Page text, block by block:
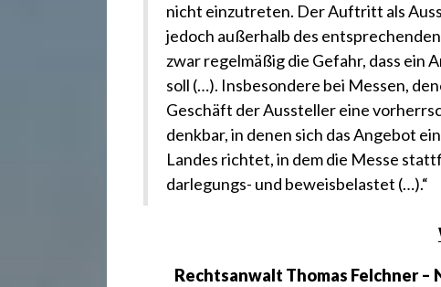
nicht einzutreten. Der Auftritt als
jedoch außerhalb des
zwar regelmäßig die Gefahr, dass ein
soll (…). Insbesondere bei Messen,
Geschäft der Aussteller eine
denkbar, in denen sich das Angebot
Landes richtet, in dem die Messe
darlegungs- und beweisbelastet (…).“
Rechtsanwalt Thomas Felchner